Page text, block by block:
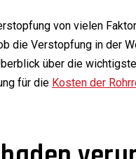
von vielen
die Verstopfung in der
über die
für die Kosten der